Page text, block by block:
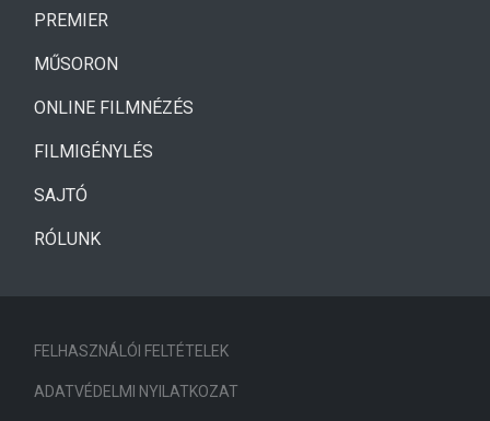
PREMIER
MŰSORON
ONLINE FILMNÉZÉS
FILMIGÉNYLÉS
SAJTÓ
RÓLUNK
FELHASZNÁLÓI FELTÉTELEK
ADATVÉDELMI NYILATKOZAT